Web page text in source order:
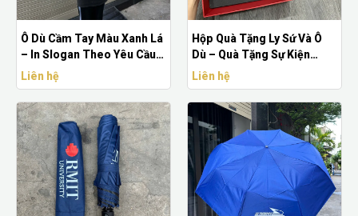
Ô Dù Cầm Tay Màu Xanh Lá
– In Slogan Theo Yêu Cầu,
Chống Nắng Mưa
Liên hệ
Hộp Quà Tặng Ly Sứ Và Ô
Dù – Quà Tặng Sự Kiện
Trang Trọng, Ý Nghĩa
Liên hệ